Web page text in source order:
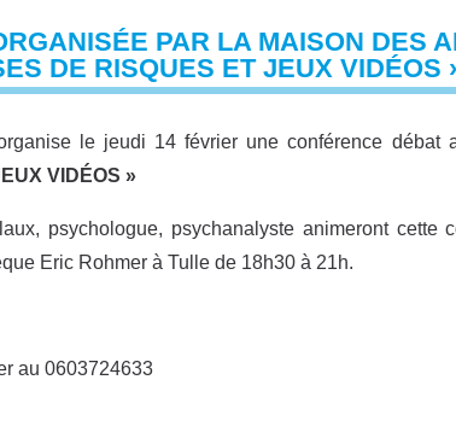
PAR LA MAISON DES
DE RISQUES ET JEUX VIDÉOS
le jeudi 14 février une conférence débat
VIDÉOS »
psychologue, psychanalyste animeront cette
Eric Rohmer à Tulle de 18h30 à 21h.
au 0603724633